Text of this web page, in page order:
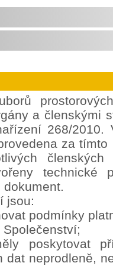
a členskými
268/2010.
za tímto
technické
jsou:
podmínky
poskytovat
dat neprodleně,